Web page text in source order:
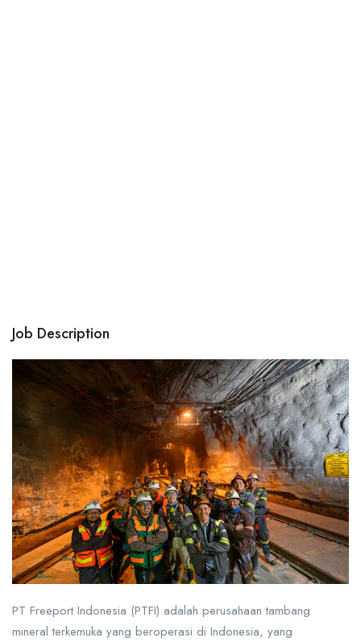
Job Description
PT Freeport Indonesia (PTFI) adalah perusahaan tambang
mineral terkemuka yang beroperasi di Indonesia, yang